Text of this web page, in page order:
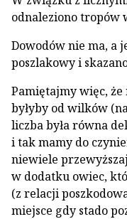
odnaleziono tropów
Dowodów nie ma, a
poszlakowy i
Pamiętajmy więc,
byłyby od wilków
liczba była równa
i tak mamy do
niewiele
w dodatku owiec,
(z relacji
miejsce gdy stado